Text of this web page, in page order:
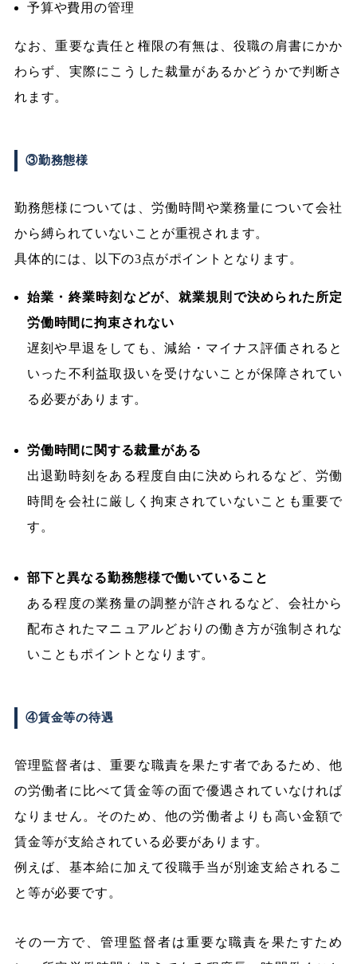
予算や費用の管理
なお、重要な責任と権限の有無は、役職の肩書にかか
わらず、実際にこうした裁量があるかどうかで判断さ
れます。
③勤務態様
勤務態様については、労働時間や業務量について会社
から縛られていないことが重視されます。
具体的には、以下の3点がポイントとなります。
始業・終業時刻などが、就業規則で決められた所定
労働時間に拘束されない
遅刻や早退をしても、減給・マイナス評価されると
いった不利益取扱いを受けないことが保障されてい
る必要があります。
労働時間に関する裁量がある
出退勤時刻をある程度自由に決められるなど、労働
時間を会社に厳しく拘束されていないことも重要で
す。
部下と異なる勤務態様で働いていること
ある程度の業務量の調整が許されるなど、会社から
配布されたマニュアルどおりの働き方が強制されな
いこともポイントとなります。
④賃金等の待遇
管理監督者は、重要な職責を果たす者であるため、他
の労働者に比べて賃金等の面で優遇されていなければ
なりません。そのため、他の労働者よりも高い金額で
賃金等が支給されている必要があります。
例えば、基本給に加えて役職手当が別途支給されるこ
と等が必要です。
その一方で、管理監督者は重要な職責を果たすため